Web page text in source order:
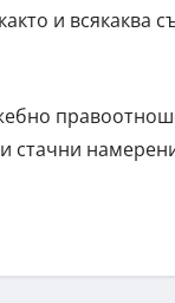
и всякаква
стачни